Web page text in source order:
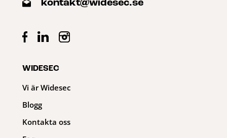
kontakt@widesec.se
WIDESEC
Vi är Widesec
Blogg
Kontakta oss